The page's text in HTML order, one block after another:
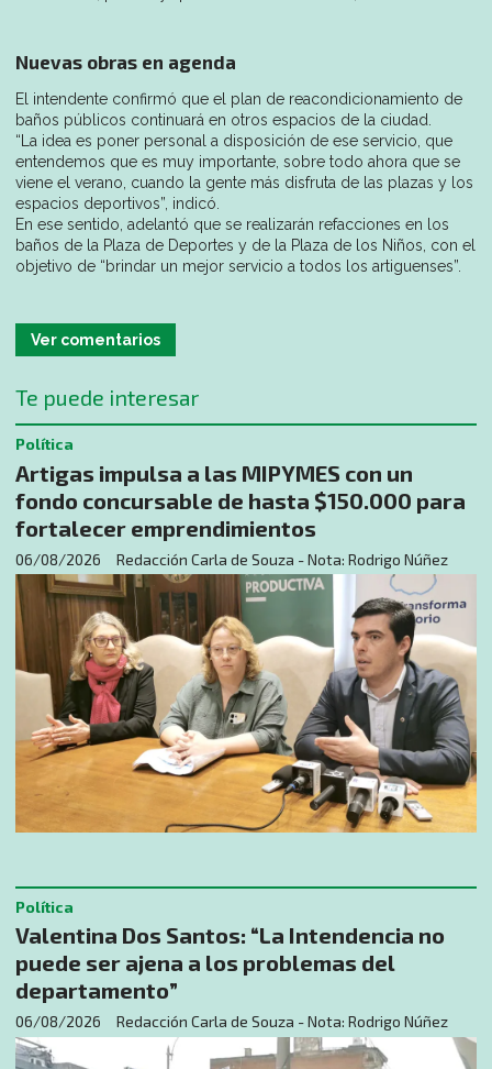
Nuevas obras en agenda
El intendente confirmó que el plan de reacondicionamiento de
baños públicos continuará en otros espacios de la ciudad.
“La idea es poner personal a disposición de ese servicio, que
entendemos que es muy importante, sobre todo ahora que se
viene el verano, cuando la gente más disfruta de las plazas y los
espacios deportivos”, indicó.
En ese sentido, adelantó que se realizarán refacciones en los
baños de la Plaza de Deportes y de la Plaza de los Niños, con el
objetivo de “brindar un mejor servicio a todos los artiguenses”.
Ver comentarios
Te puede interesar
Artigas impulsa a las MIPYMES con un
fondo concursable de hasta $150.000 para
fortalecer emprendimientos
Redacción Carla de Souza - Nota: Rodrigo Núñez
Política
06/08/2026
Valentina Dos Santos: “La Intendencia no
puede ser ajena a los problemas del
departamento”
Redacción Carla de Souza - Nota: Rodrigo Núñez
Política
06/08/2026